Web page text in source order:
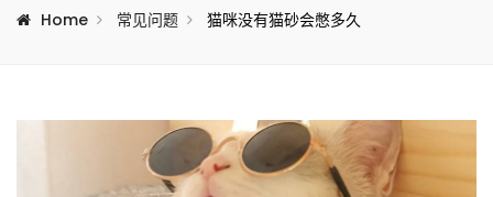
Home 常见问题 猫咪没有猫砂会憋多久